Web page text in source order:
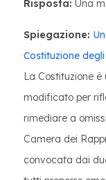
Risposta: Una
Spiegazione:
Costituzione
La Costituzione
modificato per
rimediare a
Camera dei
convocata dai